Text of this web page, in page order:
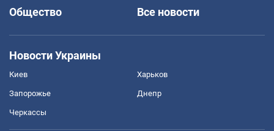
Общество
Все новости
Новости Украины
Киев Харьков
Запорожье Днепр
Черкассы